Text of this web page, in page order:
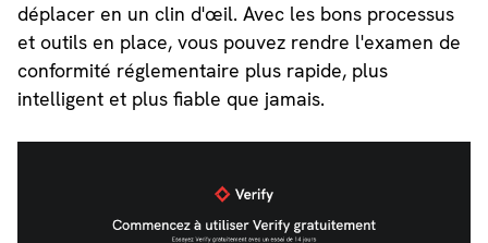
déplacer en un clin d'œil. Avec les bons processus
et outils en place, vous pouvez rendre l'examen de
conformité réglementaire plus rapide, plus
intelligent et plus fiable que jamais.